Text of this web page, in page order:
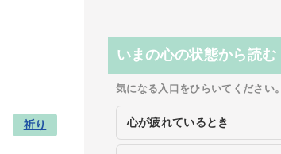
祈り
いまの心の状態から読む
気になる入口をひらいてください。
心が疲れているとき